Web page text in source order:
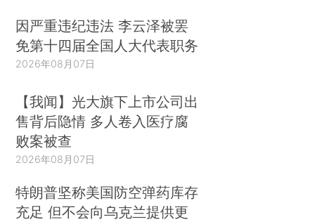
因严重违纪违法 李云泽被罢
免第十四届全国人大代表职务
2026年08月07日
【我闻】光大旗下上市公司出
售背后隐情 多人卷入医疗腐
败案被查
2026年08月07日
特朗普坚称美国防空弹药库存
充足 但不会向乌克兰提供更